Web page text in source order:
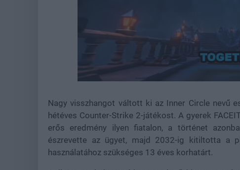
Nagy visszhangot váltott ki az Inner Circle nevű
hétéves Counter-Strike 2-játékost. A gyerek
erős eredmény ilyen fiatalon, a történet
észrevette az ügyet, majd 2032-ig kitiltotta a
használatához szükséges 13 éves korhatárt.